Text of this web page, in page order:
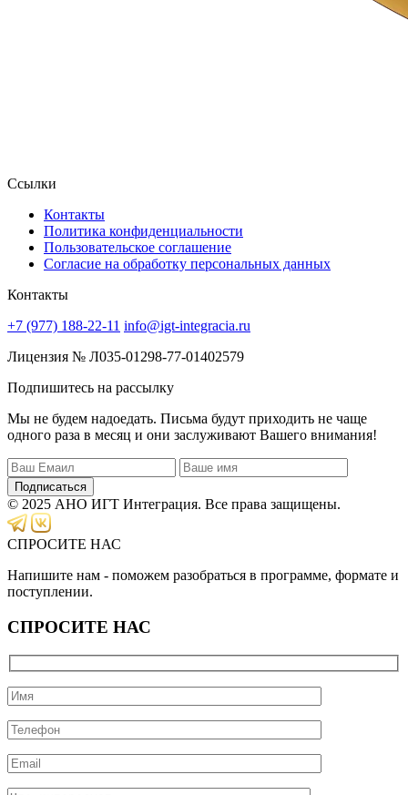
Ссылки
Контакты
Политика конфиденциальности
Пользовательское соглашение
Согласие на обработку персональных данных
Контакты
+7 (977) 188-22-11 info@igt-integracia.ru
Лицензия № Л035-01298-77-01402579
Подпишитесь на рассылку
Мы не будем надоедать. Письма будут приходить не чаще
одного раза в месяц и они заслуживают Вашего внимания!
Подписаться
© 2025 АНО ИГТ Интеграция. Все права защищены.
СПРОСИТЕ НАС
Напишите нам - поможем разобраться в программе, формате и
поступлении.
СПРОСИТЕ НАС